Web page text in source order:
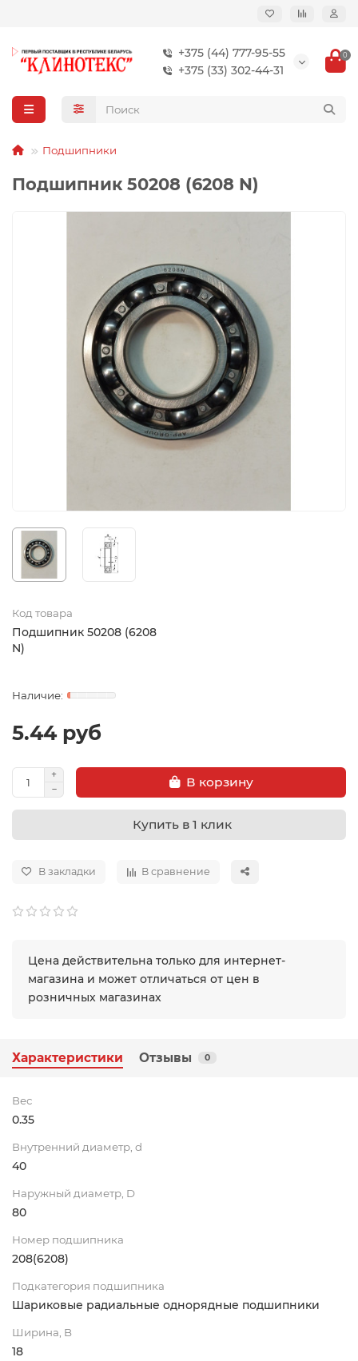
+375 (44) 777-95-55
+375 (33) 302-44-31
0
Подшипники
Подшипник 50208 (6208 N)
Код товара
Подшипник 50208 (6208
N)
5.44 руб
В корзину
Купить в 1 клик
В закладки В сравнение
Цена действительна только для интернет-
магазина и может отличаться от цен в
розничных магазинах
Характеристики Отзывы 0
Вес
0.35
Внутренний диаметр, d
40
Наружный диаметр, D
80
Номер подшипника
208(6208)
Подкатегория подшипника
Шариковые радиальные однорядные подшипники
Ширина, B
18